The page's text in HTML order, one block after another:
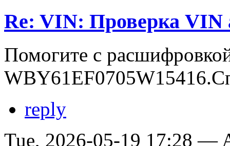
Re: VIN: Проверка VIN
Помогите с
reply
Tue, 2026-05-19 17:28 —